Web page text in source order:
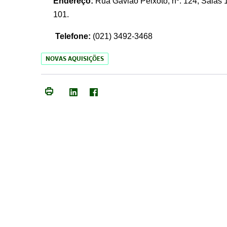
101.
Telefone: (021) 3492-3468
NOVAS AQUISIÇÕES